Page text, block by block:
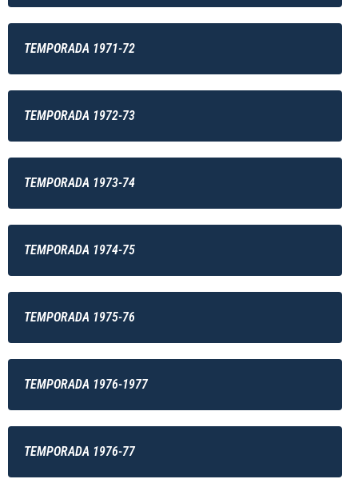
TEMPORADA 1971-72
TEMPORADA 1972-73
TEMPORADA 1973-74
TEMPORADA 1974-75
TEMPORADA 1975-76
TEMPORADA 1976-1977
TEMPORADA 1976-77